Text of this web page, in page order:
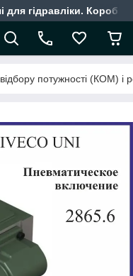
для гідравліки.
потужності (КОМ) і